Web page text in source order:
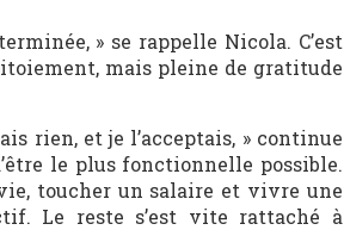
» se rappelle Nicola. C’est
mais pleine de gratitude
rien, et je l’acceptais, » continue
le plus fonctionnelle possible.
toucher un salaire et vivre une
Le reste s’est vite rattaché à